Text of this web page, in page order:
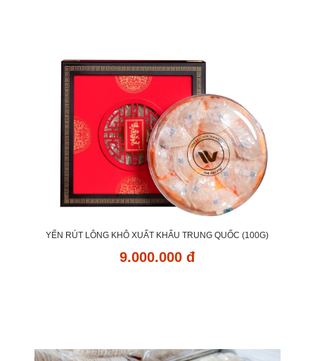
YẾN RÚT LÔNG KHÔ XUẤT KHẨU TRUNG QUỐC (100G)
9.000.000 đ